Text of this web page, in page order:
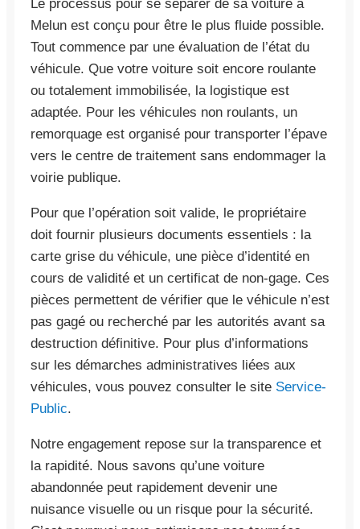
Le processus pour se séparer de sa voiture à
Melun est conçu pour être le plus fluide possible.
Tout commence par une évaluation de l’état du
véhicule. Que votre voiture soit encore roulante
ou totalement immobilisée, la logistique est
adaptée. Pour les véhicules non roulants, un
remorquage est organisé pour transporter l’épave
vers le centre de traitement sans endommager la
voirie publique.
Pour que l’opération soit valide, le propriétaire
doit fournir plusieurs documents essentiels : la
carte grise du véhicule, une pièce d’identité en
cours de validité et un certificat de non-gage. Ces
pièces permettent de vérifier que le véhicule n’est
pas gagé ou recherché par les autorités avant sa
destruction définitive. Pour plus d’informations
sur les démarches administratives liées aux
véhicules, vous pouvez consulter le site Service-
Public.
Notre engagement repose sur la transparence et
la rapidité. Nous savons qu’une voiture
abandonnée peut rapidement devenir une
nuisance visuelle ou un risque pour la sécurité.